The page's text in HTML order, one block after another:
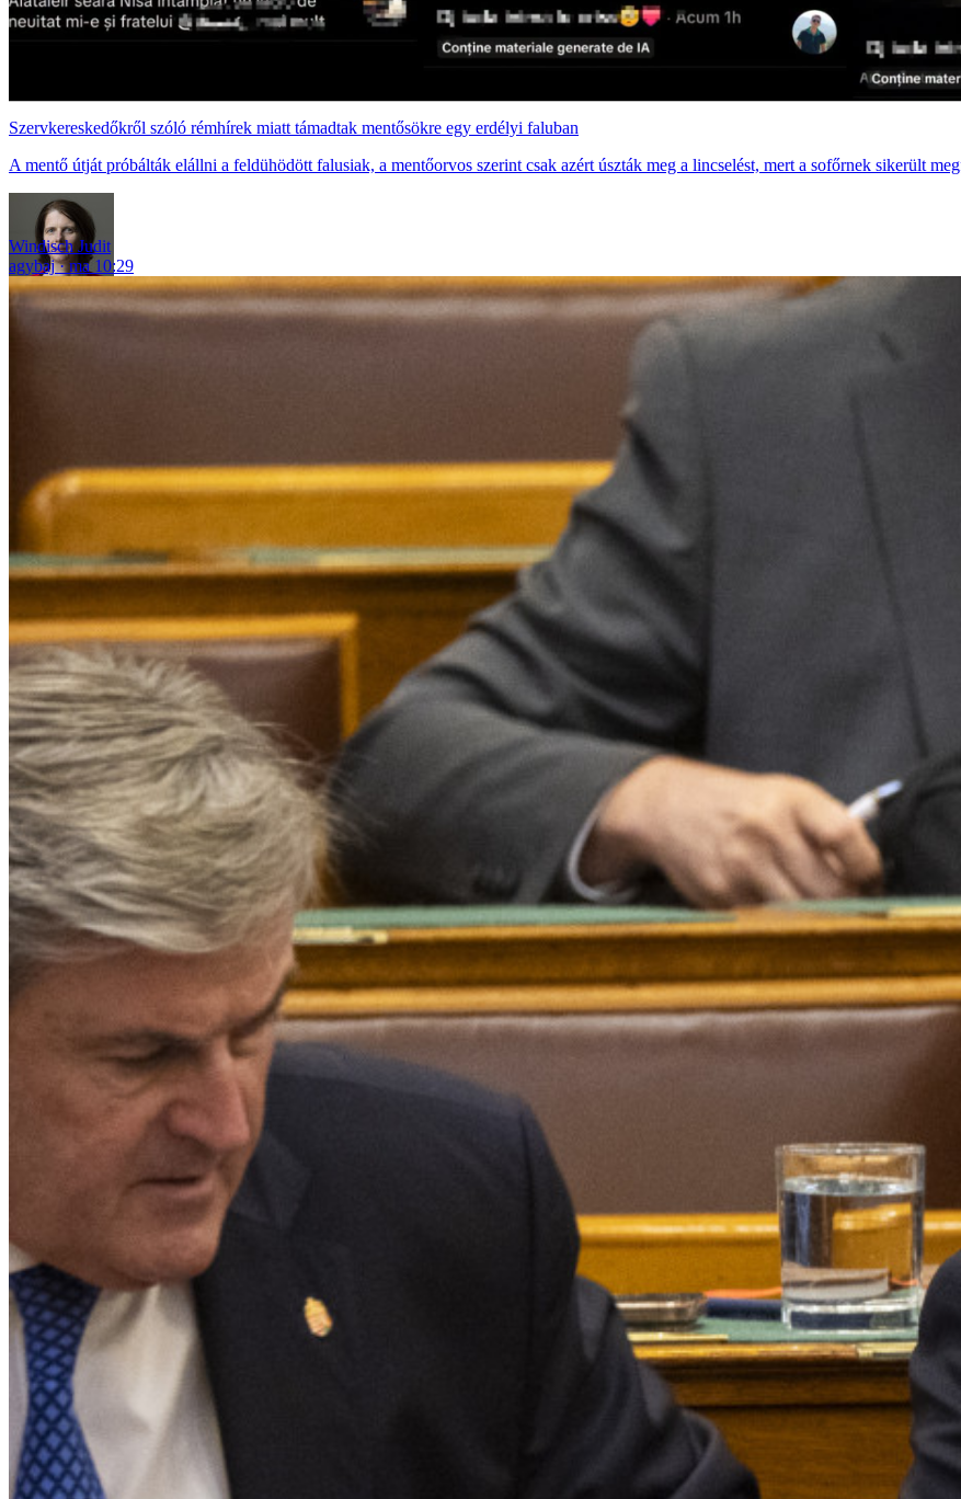
Szervkereskedőkről szóló rémhírek miatt támadtak mentősökre egy erdélyi faluban
A mentő útját próbálták elállni a feldühödött falusiak, a mentőorvos szerint csak azért úszták meg a lincselést, mert a sofőrnek sikerült
Windisch Judit
agybaj
ma 10:29